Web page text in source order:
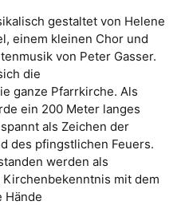
gestaltet von Helene
einem kleinen Chor und
von Peter Gasser.
die
ganze Pfarrkirche. Als
ein 200 Meter langes
als Zeichen der
des pfingstlichen Feuers.
werden als
mit dem
Hände